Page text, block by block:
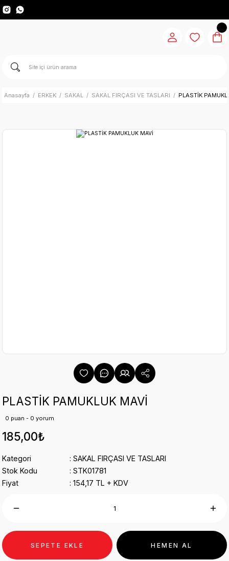
Anasayfa ERKEK SAKAL SAKAL FIRÇASI VE TASLARI PLASTİK
PLASTİK PAMUKLUK MAVİ
0 puan - 0 yorum
185,00₺
Kategori
SAKAL FIRÇASI VE TASLARI
Stok Kodu
STK01781
Fiyat
154,17 TL + KDV
SEPETE EKLE HEMEN AL